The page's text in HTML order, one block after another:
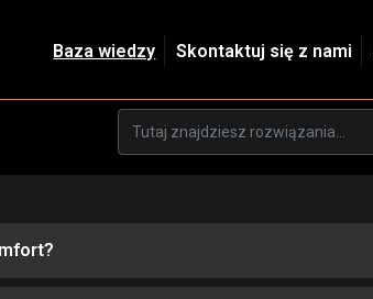
Baza wiedzy Skontaktuj się z nami